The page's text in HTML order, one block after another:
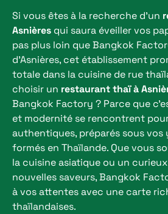
Si vous êtes à la recherche d’un
Asnières qui saura éveiller vos
pas plus loin que Bangkok
d’Asnières, cet établissement
totale dans la cuisine de rue
choisir un restaurant thaï à
Bangkok Factory ? Parce que
et modernité se rencontrent
authentiques, préparés sous vos
formés en Thaïlande. Que vous
la cuisine asiatique ou un
nouvelles saveurs, Bangkok
à vos attentes avec une carte
thaïlandaises.